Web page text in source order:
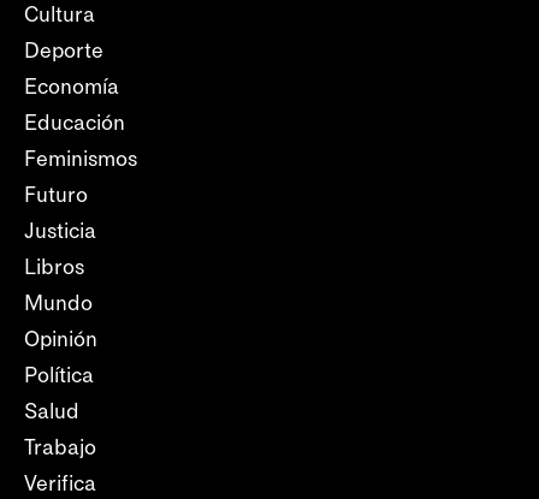
Cultura
Deporte
Economía
Educación
Feminismos
Futuro
Justicia
Libros
Mundo
Opinión
Política
Salud
Trabajo
Verifica